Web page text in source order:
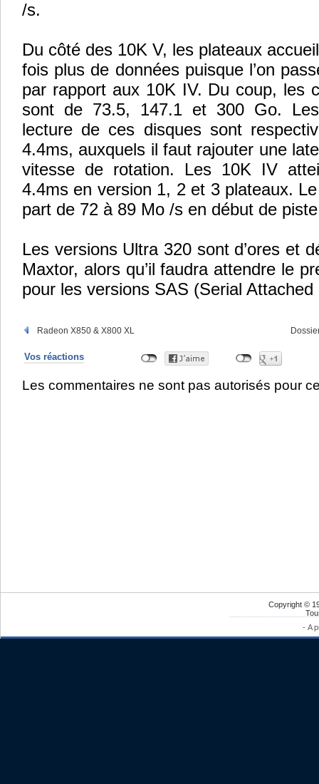
/s.
Du côté des 10K V, les plateaux
fois plus de données puisque l’on
par rapport aux 10K IV. Du coup, les
sont de 73.5, 147.1 et 300 Go.
lecture de ces disques sont
4.4ms, auxquels il faut rajouter une
vitesse de rotation. Les 10K IV
4.4ms en version 1, 2 et 3 plateaux.
part de 72 à 89 Mo /s en début de
Les versions Ultra 320 sont d’ores et
Maxtor, alors qu’il faudra attendre le
pour les versions SAS (Serial Attached
Radeon X850 & X800 XL
Vos réactions
Les commentaires ne sont pas autorisés pour
Copyright ©
- A